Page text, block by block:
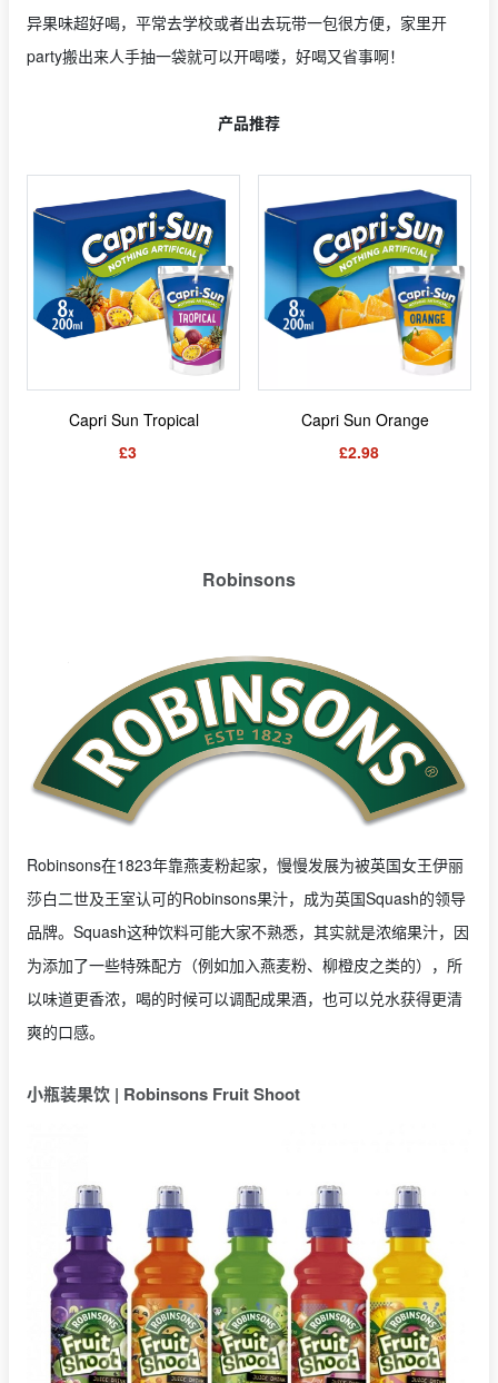
异果味超好喝，平常去学校或者出去玩带一包很方便，家里开
party搬出来人手抽一袋就可以开喝喽，好喝又省事啊！
产品推荐
Capri Sun Tropical
£3
Capri Sun Orange
£2.98
Robinsons
Robinsons在1823年靠燕麦粉起家，慢慢发展为被英国女王伊丽
莎白二世及王室认可的Robinsons果汁，成为英国Squash的领导
品牌。Squash这种饮料可能大家不熟悉，其实就是浓缩果汁，因
为添加了一些特殊配方（例如加入燕麦粉、柳橙皮之类的），所
以味道更香浓，喝的时候可以调配成果酒，也可以兑水获得更清
爽的口感。
小瓶装果饮 | Robinsons Fruit Shoot